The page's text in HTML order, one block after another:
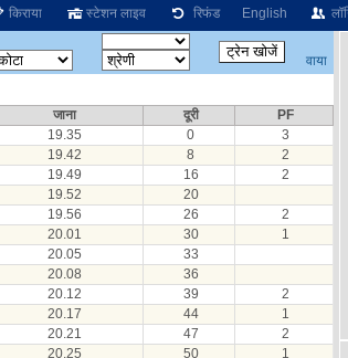
किराया स्टेशन लाइव रिफंड English
वाया
जाना दूरी
PF
19.35 0
3
19.42 8
2
19.49 16
2
19.52
20
19.56 26
2
20.01 30
1
20.05
33
20.08
36
20.12 39
2
20.17 44
1
20.21 47
2
20.25 50
1